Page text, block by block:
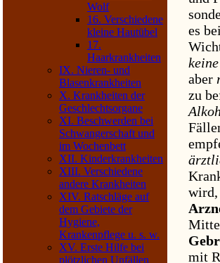
Wolf
16. Verschiedene
kleine Hautübel
17.
Haarkrankheiten
IX. Nieren- und
Blasenkrankheiten
X. Krankheiten der
Geschlechtsorgane
XI. Beschwerden bei
Schwangerschaft und
im Wochenbett
XII. Kinderkrankheiten
XIII. Verschiedene
andere Krankheiten
XIV. Ratschläge auf
dem Gebiete der
Hygiene,
Krankenpflege u. s. w.
XV. Erste Hilfe bei
plötzlichen Unfällen
es
aber
zu
wird,
mit